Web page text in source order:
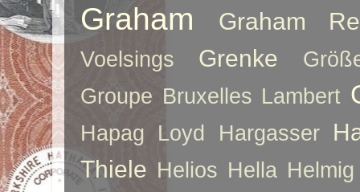
Graham Graham
Voelsings Grenke
Groupe Bruxelles Lambert
Hapag Loyd Hargasser
Thiele Helios Hella Helmig